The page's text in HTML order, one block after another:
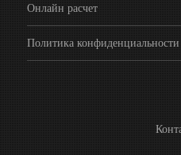
Онлайн расчет
Политика конфиденциальности